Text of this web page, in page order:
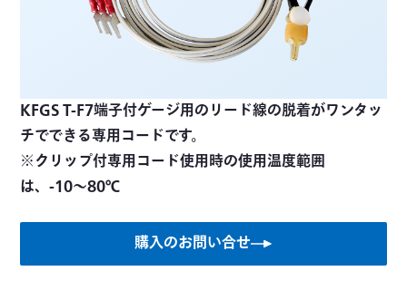
KFGS T-F7端子付ゲージ用のリード線の脱着がワンタッ
チでできる専用コードです。
※クリップ付専用コード使用時の使用温度範囲
購入のお問い合せ